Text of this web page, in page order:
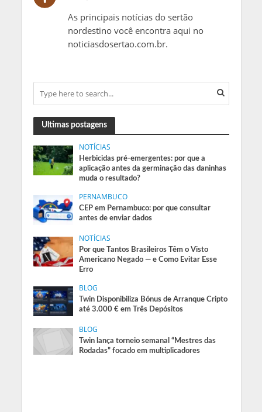
As principais notícias do sertão
nordestino você encontra aqui no
noticiasdosertao.com.br.
Ultimas postagens
NOTÍCIAS
Herbicidas pré-emergentes: por que a
aplicação antes da germinação das daninhas
muda o resultado?
PERNAMBUCO
CEP em Pernambuco: por que consultar
antes de enviar dados
NOTÍCIAS
Por que Tantos Brasileiros Têm o Visto
Americano Negado — e Como Evitar Esse
Erro
BLOG
Twin Disponibiliza Bónus de Arranque Cripto
até 3.000 € em Três Depósitos
BLOG
Twin lança torneio semanal “Mestres das
Rodadas” focado em multiplicadores